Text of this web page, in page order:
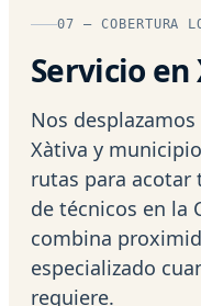
07 — COBERTURA
Servicio
Nos
Xàtiva y
rutas para acotar
de técnicos en la
combina
especializado
requiere.